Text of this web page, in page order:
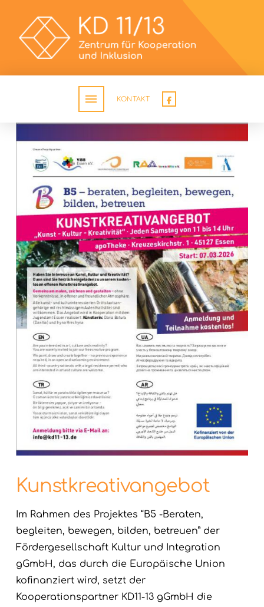
KONTAKT
Kunstkreativangebot
Im Rahmen des Projektes “B5 -Beraten,
begleiten, bewegen, bilden, betreuen” der
Fördergesellschaft Kultur und Integration
gGmbH, das durch die Europäische Union
kofinanziert wird, setzt der
Kooperationspartner KD11-13 gGmbH die